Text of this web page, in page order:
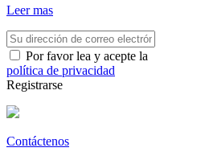
Leer mas
Por favor lea y acepte la
política de privacidad
Registrarse
Contáctenos